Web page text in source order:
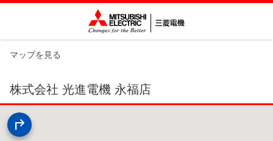
マップを見る
株式会社 光進電機 永福店